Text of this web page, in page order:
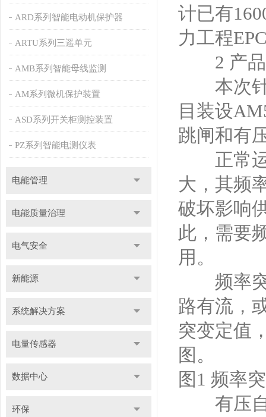
ARD系列智能电动机保护器
ARTU系列三遥单元
AMB系列智能母线监测
AM系列微机保护装置
ASD系列开关柜测控装置
PZ系列智能电测仪表
电能管理
电能质量治理
电气安全
新能源
系统解决方案
电量传感器
数据中心
环保
计已有
力工程
2 产品
本次针
目装设
跳闸和有
正常运
大，其频
破坏影响
此，需要
用。
频率突
路有流，
突变定值
图。
图1 频率
有压自